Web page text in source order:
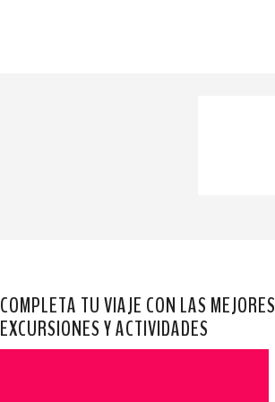
COMPLETA TU VIAJE CON LAS MEJORES
EXCURSIONES Y ACTIVIDADES